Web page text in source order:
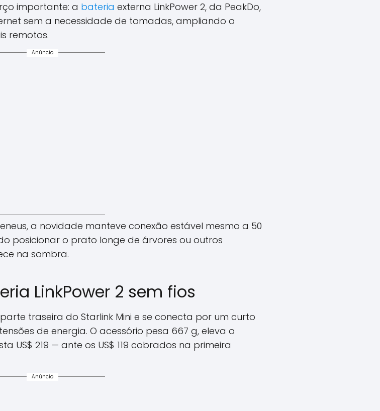
importante: a bateria externa LinkPower 2, da PeakDo,
sem a necessidade de tomadas, ampliando o
remotos.
Anúncio
a novidade manteve conexão estável mesmo a 50
posicionar o prato longe de árvores ou outros
na sombra.
LinkPower 2 sem fios
traseira do Starlink Mini e se conecta por um curto
de energia. O acessório pesa 667 g, eleva o
US$ 219 — ante os US$ 119 cobrados na primeira
Anúncio